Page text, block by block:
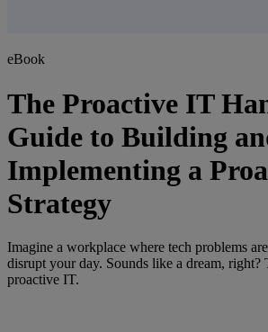
eBook
The Proactive IT
Guide to Building
Implementing a
Strategy
Imagine a workplace where tech problems
disrupt your day. Sounds like a dream, right?
proactive IT.